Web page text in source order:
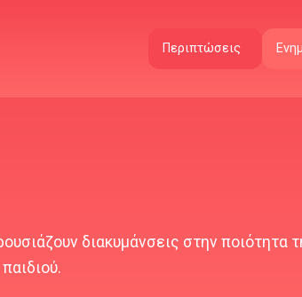
Περιπτώσεις
διακυμάνσεις στην ποιότητα